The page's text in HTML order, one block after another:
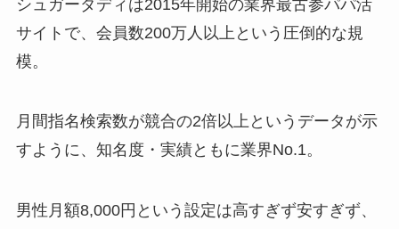
シュガーダディは2015年開始の業界最古参パパ活
サイトで、会員数200万人以上という圧倒的な規
模。
月間指名検索数が競合の2倍以上というデータが示
すように、知名度・実績ともに業界No.1。
男性月額8,000円という設定は高すぎず安すぎず、